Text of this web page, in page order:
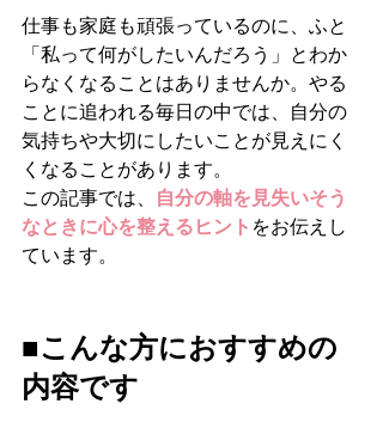
仕事も家庭も頑張っているのに、ふと
「私って何がしたいんだろう」とわか
らなくなることはありませんか。やる
ことに追われる毎日の中では、自分の
気持ちや大切にしたいことが見えにく
くなることがあります。
この記事では、
自分の軸を見失いそう
なときに心を整えるヒント をお伝えし
ています。
■こんな方におすすめの
内容です